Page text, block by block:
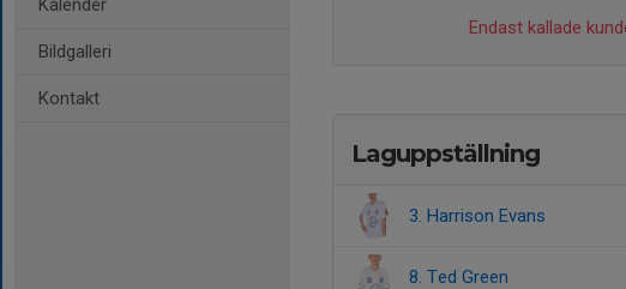
Kalender
Bildgalleri
Kontakt
Endast kallade
Laguppställning
3. Harrison Evans
8. Ted Green